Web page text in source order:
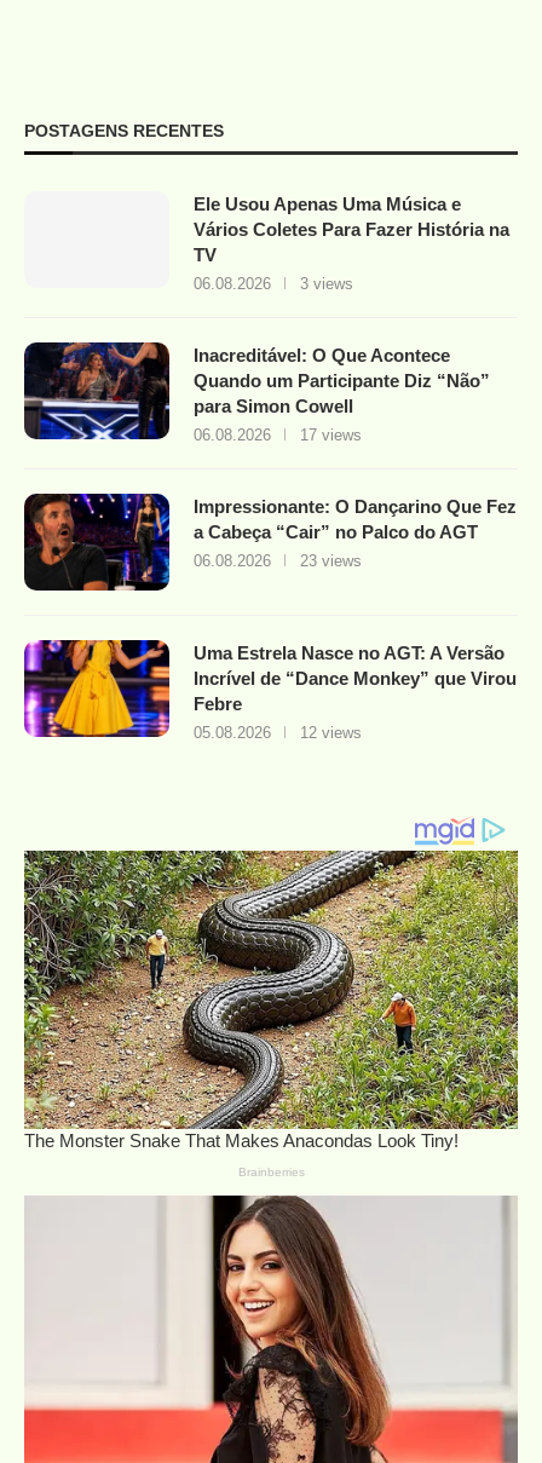
POSTAGENS RECENTES
Ele Usou Apenas Uma Música e
Vários Coletes Para Fazer História na
TV
06.08.2026 3 views
Inacreditável: O Que Acontece
Quando um Participante Diz “Não”
para Simon Cowell
06.08.2026 17 views
Impressionante: O Dançarino Que Fez
a Cabeça “Cair” no Palco do AGT
06.08.2026 23 views
Uma Estrela Nasce no AGT: A Versão
Incrível de “Dance Monkey” que Virou
Febre
05.08.2026 12 views